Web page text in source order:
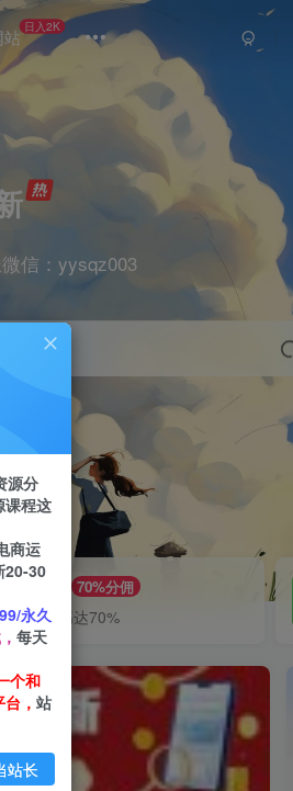
站 日入2K
信：yysqz003
广赚钱 70%分佣
推广返佣高达70%
源分
课程这
商运
20-30
永久
每天
个和
， 站
站长